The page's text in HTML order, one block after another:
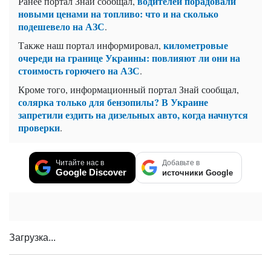
новыми ценами на топливо: что и на сколько
подешевело на АЗС.
Также наш портал информировал, километровые
очереди на границе Украины: повлияют ли они на
стоимость горючего на АЗС.
Кроме того, информационный портал Знай сообщал,
солярка только для бензопилы? В Украине
запретили ездить на дизельных авто, когда начнутся
проверки.
Читайте нас в
Google Discover
Добавьте в
источники Google
Загрузка...